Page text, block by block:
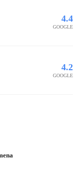
4.4
GOOGLE
4.2
GOOGLE